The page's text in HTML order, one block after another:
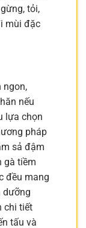
tỏi,
mùi đặc
ngon,
nếu
lựa chọn
pháp
sả đậm
gà tiềm
đều mang
dưỡng
chi tiết
tấu và